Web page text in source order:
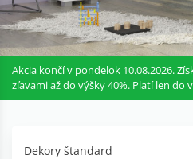
Akcia končí v pondelok 10.08.2026.
zľavami až do výšky 40%. Platí len do
Dekory štandard